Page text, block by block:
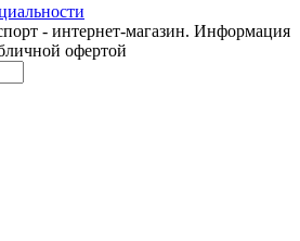
- интернет-магазин. Информация
офертой